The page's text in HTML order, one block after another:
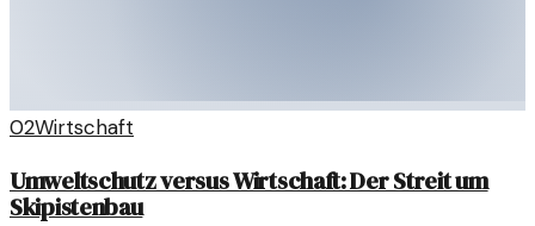
02Wirtschaft
Umweltschutz versus Wirtschaft: Der Streit um
Skipistenbau